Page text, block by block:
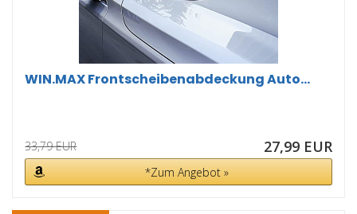
WIN.MAX Frontscheibenabdeckung Auto...
33,79 EUR 27,99 EUR
*Zum Angebot »